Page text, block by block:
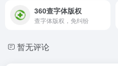
360查字体版权
查字体版权，免纠纷
暂无评论